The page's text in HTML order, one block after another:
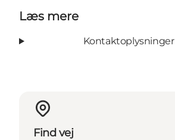
Læs mere
Kontaktoplysninger
Find vej